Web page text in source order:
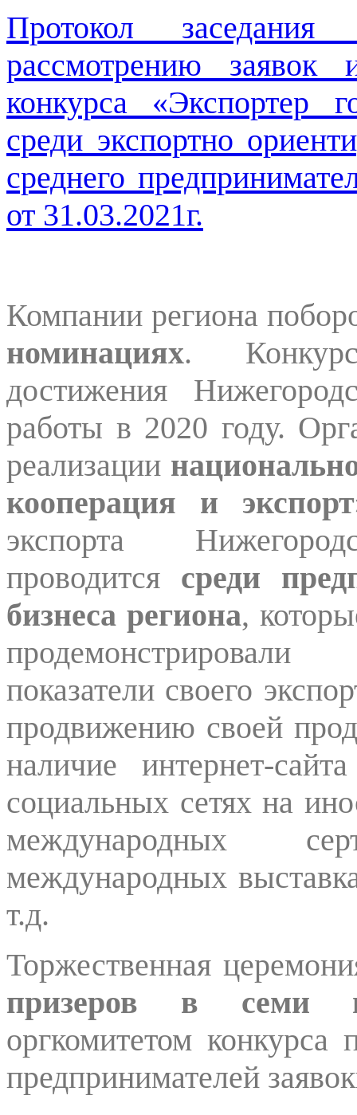
Протокол
рассмотрению заявок
конкурса «Экспортер
среди экспортно
среднего
от 31.03.2021г.
Компании региона
номинациях.
достижения
работы в 2020 году.
реализации
кооперация и
экспорта
проводится среди
бизнеса региона,
показатели своего
продвижению своей
наличие интернет-
социальных сетях на
международных
международных
т.д.
Торжественная
призеров в семи
оргкомитетом
предпринимателей